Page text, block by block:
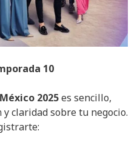
10
2025es sencillo,
claridad sobre tu negocio.